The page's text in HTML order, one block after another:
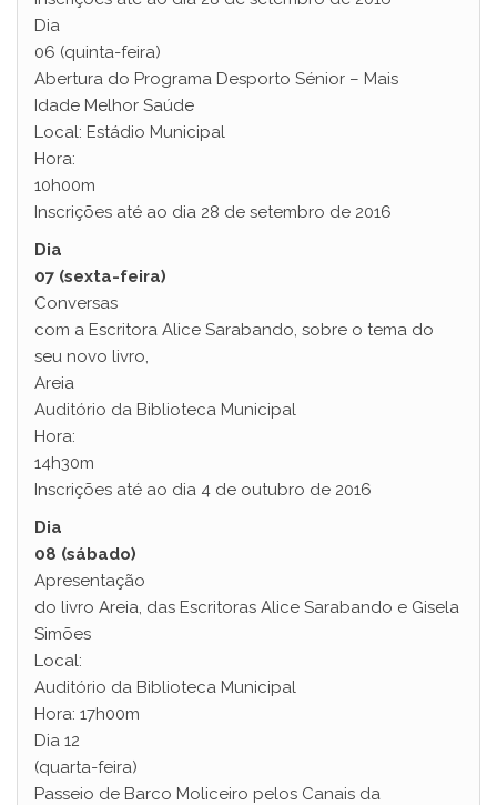
Dia
06 (quinta-feira)
Abertura do Programa Desporto Sénior – Mais
Idade Melhor Saúde
Local: Estádio Municipal
Hora:
10h00m
Inscrições até ao dia 28 de setembro de 2016
Dia
07 (sexta-feira)
Conversas
com a Escritora Alice Sarabando, sobre o tema do
seu novo livro,
Areia
Auditório da Biblioteca Municipal
Hora:
14h30m
Inscrições até ao dia 4 de outubro de 2016
Dia
08 (sábado)
Apresentação
do livro Areia, das Escritoras Alice Sarabando e Gisela
Simões
Local:
Auditório da Biblioteca Municipal
Hora: 17h00m
Dia 12
(quarta-feira)
Passeio de Barco Moliceiro pelos Canais da